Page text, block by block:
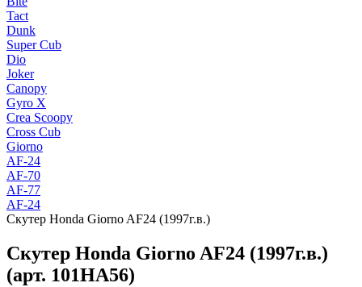
Tact
Dunk
Super Cub
Dio
Joker
Canopy
Gyro X
Crea Scoopy
Cross Cub
Giorno
AF-24
AF-70
AF-77
AF-24
Скутер Honda Giorno AF24 (1997г.в.)
Скутер Honda Giorno AF24 (1997г.в.)
(арт. 101HA56)